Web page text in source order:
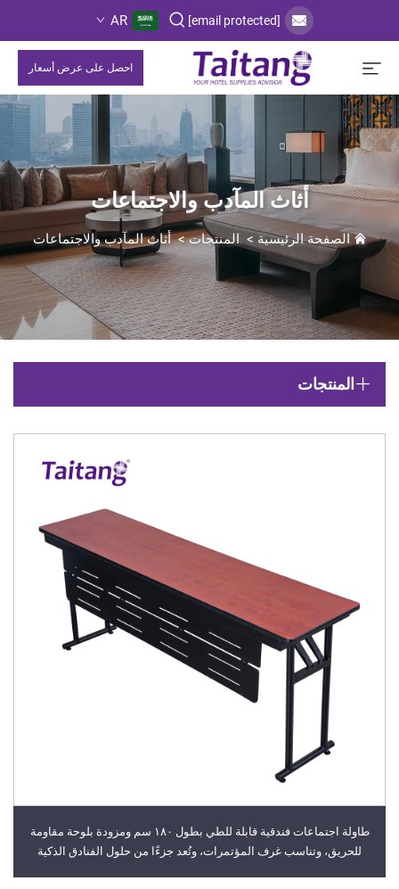
[email protected]
AR
احصل على عرض أسعار
أثاث المآدب والاجتماعات
الصفحة الرئيسية > المنتجات>أثاث المآدب والاجتماعات
المنتجات
طاولة اجتماعات فندقية قابلة للطي بطول ١٨٠ سم ومزودة بلوحة مقاومة
للحريق، وتناسب غرف المؤتمرات، وتُعد جزءًا من حلول الفنادق الذكية